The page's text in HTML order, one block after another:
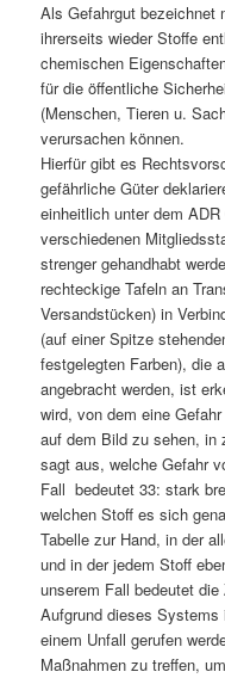
Als Gefahrgut bezeichnet
ihrerseits wieder Stoffe
chemischen
für die öffentliche
(Menschen, Tieren u.
verursachen können.
Hierfür gibt es
gefährliche Güter
einheitlich unter dem
verschiedenen
strenger gehandhabt
rechteckige Tafeln an
Versandstücken) in
(auf einer Spitze
festgelegten Farben), die
angebracht werden, ist
wird, von dem eine
auf dem Bild zu sehen, in
sagt aus, welche Gefahr
Fall bedeutet 33: stark
welchen Stoff es sich
Tabelle zur Hand, in der
und in der jedem Stoff
unserem Fall bedeutet
Aufgrund dieses
einem Unfall gerufen
Maßnahmen zu treffen,